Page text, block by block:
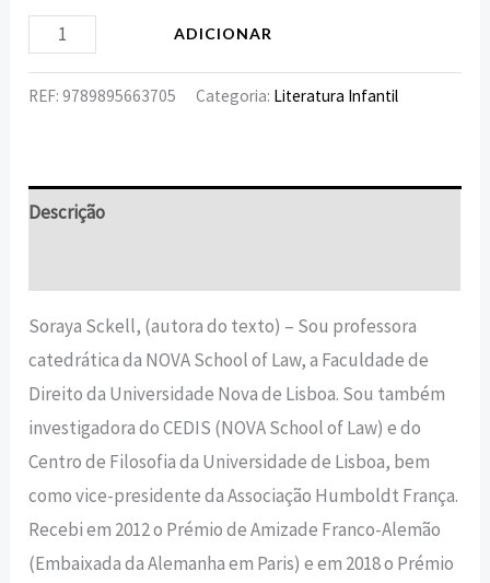
ADICIONAR
REF:9789895663705 Categoria: Literatura Infantil
Descrição
Soraya Sckell, (autora do texto) – Sou professora
catedrática da NOVA School of Law, a Faculdade de
Direito da Universidade Nova de Lisboa. Sou também
investigadora do CEDIS (NOVA School of Law) e do
Centro de Filosofia da Universidade de Lisboa, bem
como vice-presidente da Associação Humboldt França.
Recebi em 2012 o Prémio de Amizade Franco-Alemão
(Embaixada da Alemanha em Paris) e em 2018 o Prémio